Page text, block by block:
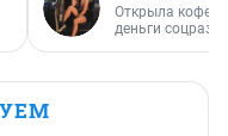
Открыла
деньги